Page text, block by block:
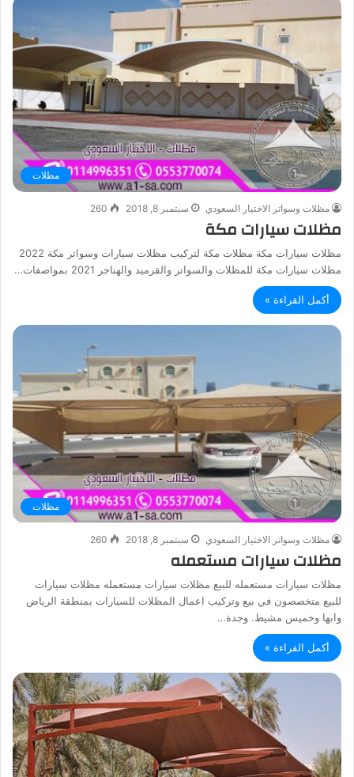
مظلات
مظلات وسواتر الاختيار السعودي سبتمبر 8, 2018 260
مظلات سيارات مكة
مظلات سيارات مكة مظلات مكة لتركيب مظلات سيارات وسواتر مكة 2022
مظلات سيارات مكة للمظلات والسواتر والقرميد والهناجر 2021 بمواصفات…
أكمل القراءة »
مظلات
مظلات وسواتر الاختيار السعودي سبتمبر 8, 2018 260
مظلات سيارات مستعمله
مظلات سيارات مستعمله للبيع مظلات سيارات مستعمله مظلات سيارات
للبيع متخصصون في بيع وتركيب اعمال المظلات للسيارات بمنطقة الرياض
وابها وخميس مشيط. وجدة…
أكمل القراءة »